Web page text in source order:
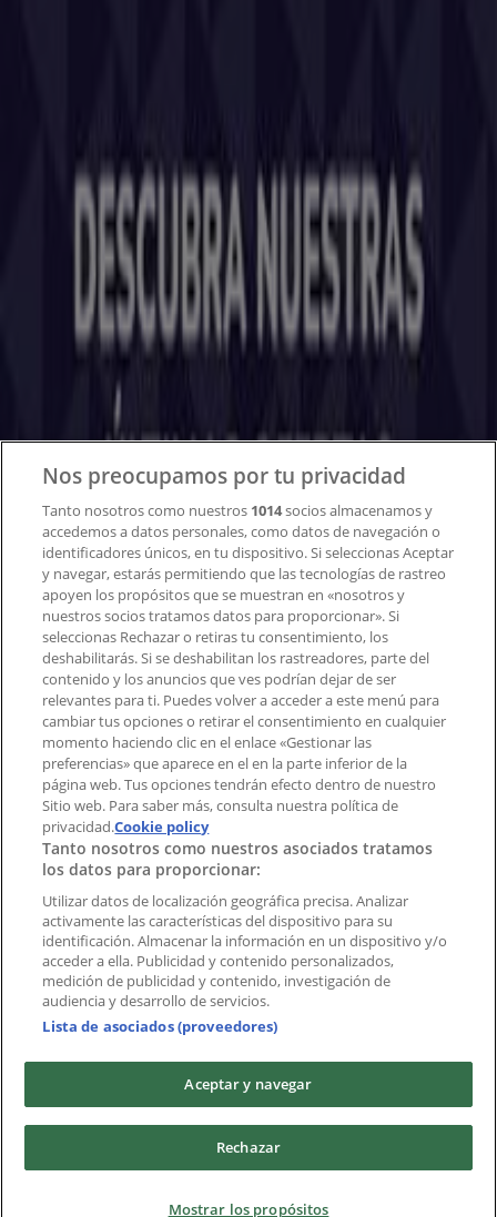
tecnológica que está reinventando las compras locales
en todo el mundo.
¿Qué hacemos?
Soluciones para empresas
Trabaja con nosotros
Contacto comercial y de marketing
Tienda mal colocada en el mapa
Notificar un folleto
¿Encontraste un problema en la web o en la
aplicación?
Índices
Marcas
Marcas locales
Negocios
Negocios cercanos
Productos
Productos locales
Ciudades
Descargar la APP Tiendeo
Copyright © Tiendeo ® 2026 · Shopfully Marketing S.L.U. –
Términos y condicionesPolítica de privacidad
Nos preocupamos por tu privacidad
Tanto nosotros como nuestros 1014socios almacenamos y
accedemos a datos personales, como datos de navegación o
identificadores únicos, en tu dispositivo. Si seleccionas Aceptar
y navegar, estarás permitiendo que las tecnologías de rastreo
apoyen los propósitos que se muestran en «nosotros y
nuestros socios tratamos datos para proporcionar». Si
seleccionas Rechazar o retiras tu consentimiento, los
deshabilitarás. Si se deshabilitan los rastreadores, parte del
contenido y los anuncios que ves podrían dejar de ser
relevantes para ti. Puedes volver a acceder a este menú para
cambiar tus opciones o retirar el consentimiento en cualquier
momento haciendo clic en el enlace «Gestionar las
preferencias» que aparece en el en la parte inferior de la
página web. Tus opciones tendrán efecto dentro de nuestro
Sitio web. Para saber más, consulta nuestra política de
privacidad.Cookie policy
Tanto nosotros como nuestros asociados tratamos
los datos para proporcionar:
Utilizar datos de localización geográfica precisa. Analizar
activamente las características del dispositivo para su
identificación. Almacenar la información en un dispositivo y/o
acceder a ella. Publicidad y contenido personalizados,
medición de publicidad y contenido, investigación de
audiencia y desarrollo de servicios.
Lista de asociados (proveedores)
Aceptar y navegar
Rechazar
Mostrar los propósitos